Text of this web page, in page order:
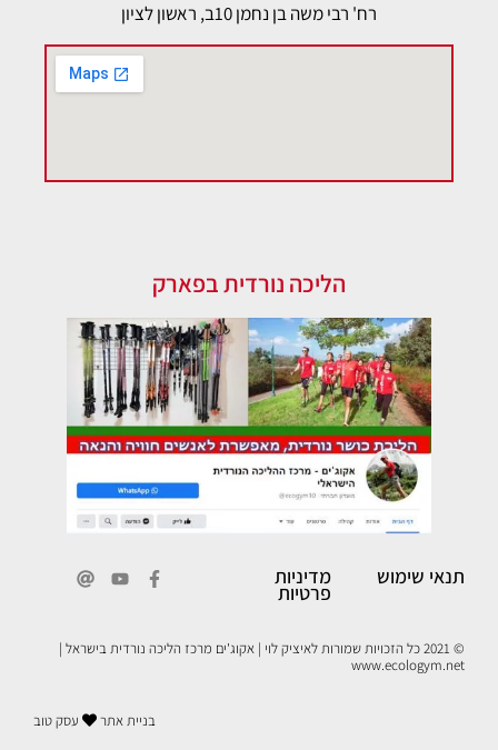
רח' רבי משה בן נחמן 10ב, ראשון לציון
הליכה נורדית בפארק
תנאי שימוש מדיניות
פרטיות
© 2021 כל הזכויות שמורות לאיציק לוי | אקוג'ים מרכז הליכה נורדית בישראל |
www.ecologym.net
בניית אתר עסק טוב